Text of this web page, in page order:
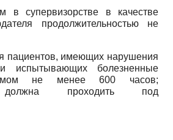
в качестве
продолжительностью не
имеющих нарушения
испытывающих болезненные
не менее 600 часов;
должна проходить под